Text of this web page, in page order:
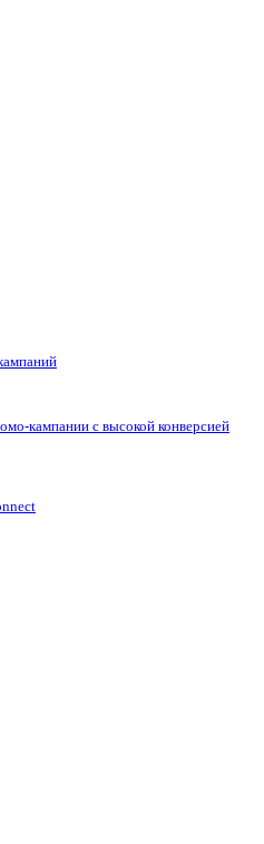
кампании с высокой конверсией